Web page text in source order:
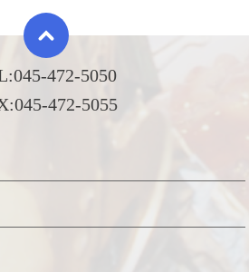
045-472-5050
045-472-5055